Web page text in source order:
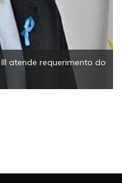
atende requerimento do